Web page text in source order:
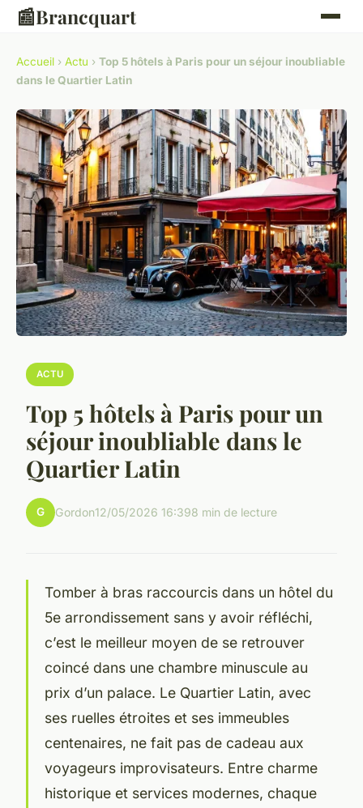
📰Brancquart
Accueil › Actu › Top 5 hôtels à Paris pour un séjour inoubliable
dans le Quartier Latin
ACTU
Top 5 hôtels à Paris pour un
séjour inoubliable dans le
Quartier Latin
G Gordon12/05/2026 16:398 min de lecture
Tomber à bras raccourcis dans un hôtel du
5e arrondissement sans y avoir réfléchi,
c’est le meilleur moyen de se retrouver
coincé dans une chambre minuscule au
prix d’un palace. Le Quartier Latin, avec
ses ruelles étroites et ses immeubles
centenaires, ne fait pas de cadeau aux
voyageurs improvisateurs. Entre charme
historique et services modernes, chaque